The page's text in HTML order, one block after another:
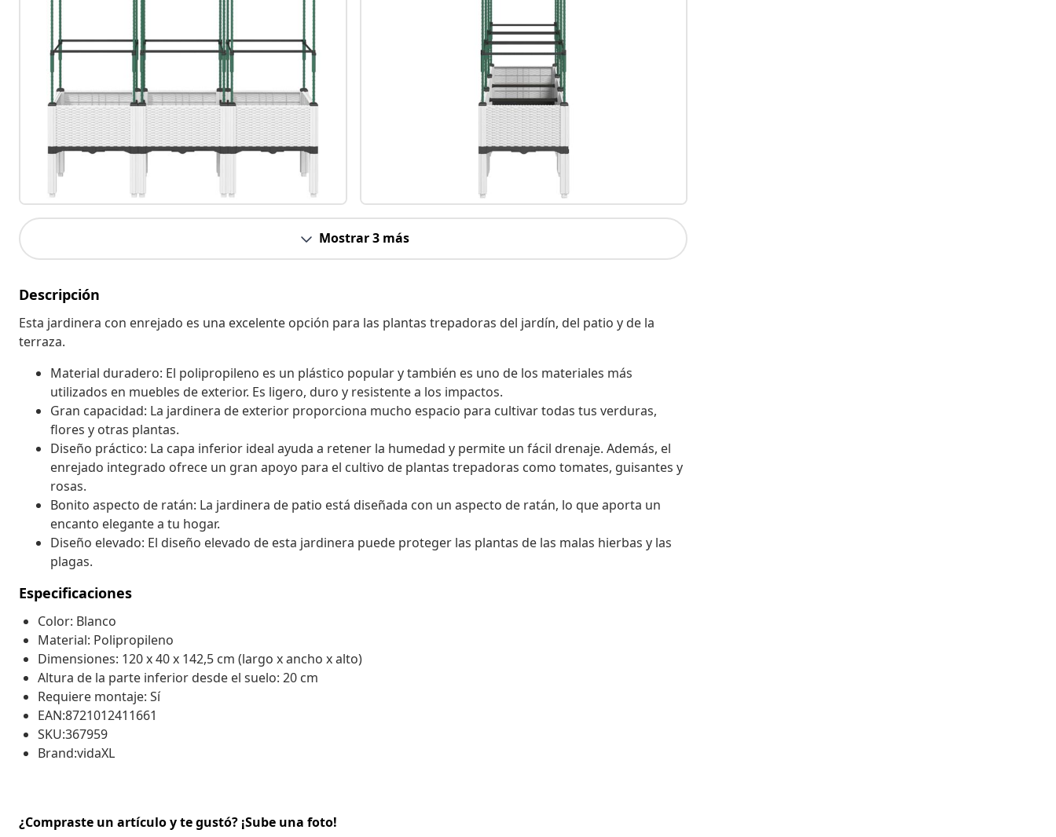
Mostrar 3 más
Descripción
Esta jardinera con enrejado es una excelente opción para las plantas trepadoras del jardín, del patio y de la
terraza.
Material duradero: El polipropileno es un plástico popular y también es uno de los materiales más
utilizados en muebles de exterior. Es ligero, duro y resistente a los impactos.
Gran capacidad: La jardinera de exterior proporciona mucho espacio para cultivar todas tus verduras,
flores y otras plantas.
Diseño práctico: La capa inferior ideal ayuda a retener la humedad y permite un fácil drenaje. Además, el
enrejado integrado ofrece un gran apoyo para el cultivo de plantas trepadoras como tomates, guisantes y
rosas.
Bonito aspecto de ratán: La jardinera de patio está diseñada con un aspecto de ratán, lo que aporta un
encanto elegante a tu hogar.
Diseño elevado: El diseño elevado de esta jardinera puede proteger las plantas de las malas hierbas y las
plagas.
Especificaciones
Color: Blanco
Material: Polipropileno
Dimensiones: 120 x 40 x 142,5 cm (largo x ancho x alto)
Altura de la parte inferior desde el suelo: 20 cm
Requiere montaje: Sí
EAN:8721012411661
SKU:367959
Brand:vidaXL
¿Compraste un artículo y te gustó? ¡Sube una foto!